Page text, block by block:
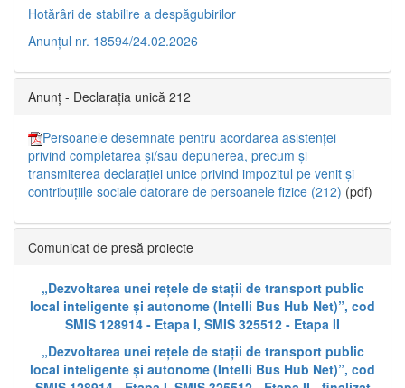
Hotărâri de stabilire a despăgubirilor
Anunțul nr. 18594/24.02.2026
Anunț - Declarația unică 212
Persoanele desemnate pentru acordarea asistenței
privind completarea și/sau depunerea, precum și
transmiterea declarației unice privind impozitul pe venit și
contribuțiile sociale datorare de persoanele fizice (212) (pdf)
Comunicat de presă proiecte
„Dezvoltarea unei rețele de stații de transport public
local inteligente și autonome (Intelli Bus Hub Net)”, cod
SMIS 128914 - Etapa I, SMIS 325512 - Etapa II
„Dezvoltarea unei rețele de stații de transport public
local inteligente și autonome (Intelli Bus Hub Net)”, cod